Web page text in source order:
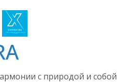
с природой и собой